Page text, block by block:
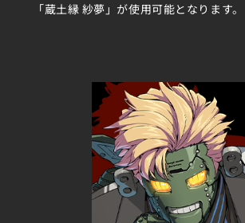
「蔵土縁 紗夢」が使用可能となります。